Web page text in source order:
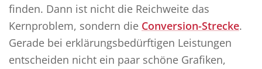
finden. Dann ist nicht die Reichweite das
Kernproblem, sondern die Conversion-Strecke.
Gerade bei erklärungsbedürftigen Leistungen
entscheiden nicht ein paar schöne Grafiken,